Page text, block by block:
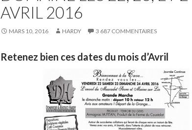
AVRIL 2016
MARS 10, 2016 HARDY 3 687 COMMENTAIRES
Retenez bien ces dates du mois d’Avril